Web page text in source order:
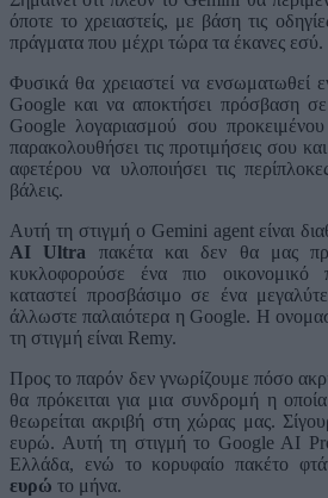
όποτε το χρειαστείς, με βάση τις
πράγματα που μέχρι τώρα τα έκανες εσύ.
Φυσικά θα χρειαστεί να ενσωματωθεί
Google και να αποκτήσει πρόσβαση σε
Google λογαριασμού σου
παρακολουθήσει τις προτιμήσεις σου
αφετέρου να υλοποιήσει τις
βάλεις.
Αυτή τη στιγμή ο Gemini agent είναι
AI Ultra πακέτα και δεν θα μας
κυκλοφορούσε ένα πιο οικονομικό
καταστεί προσβάσιμο σε ένα
άλλωστε παλαιότερα η Google. Η
τη στιγμή είναι Remy.
Προς το παρόν δεν γνωρίζουμε πόσο
θα πρόκειται για μια συνδρομή η
θεωρείται ακριβή στη χώρας μας.
ευρώ. Αυτή τη στιγμή το Google AI
Ελλάδα, ενώ το κορυφαίο πακέτο
ευρώ το μήνα.